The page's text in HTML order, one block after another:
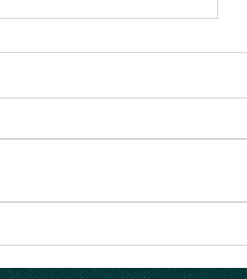
先級排序、更豐富